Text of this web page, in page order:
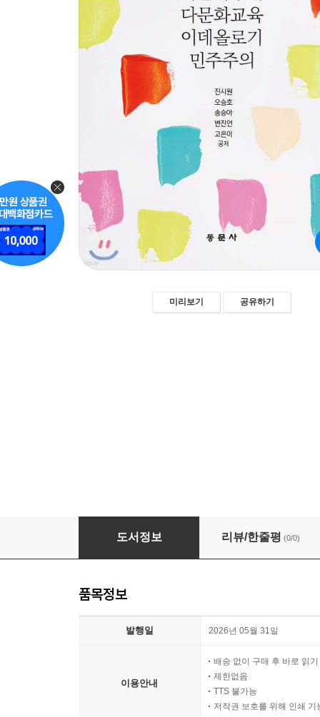
미리보기 공유하기
다문화주의 다문화교육 이데올로기 민주주의
도서정보 리뷰/한줄평 (0/0)
품목정보
발행일 2026년 05월 31일
이용안내
배송 없이 구매 후 바로 읽기
제한없음
TTS 불가능
저작권 보호를 위해 인쇄 기